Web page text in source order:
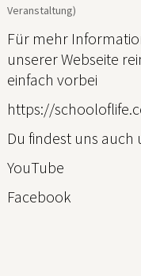
Veranstaltung)
Für mehr
unserer Webseite
einfach vorbei
https://
Du findest uns
YouTube
Facebook